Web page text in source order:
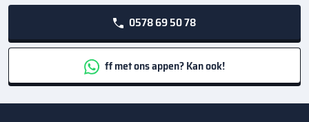
0578 69 50 78
ff met ons appen? Kan ook!